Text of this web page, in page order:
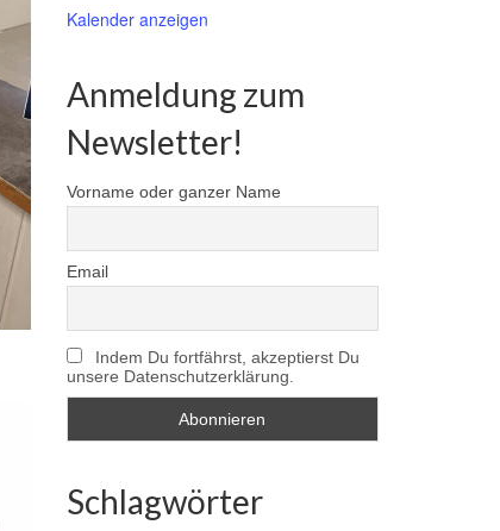
Kalender anzeigen
Anmeldung zum
Newsletter!
Vorname oder ganzer Name
Email
Indem Du fortfährst, akzeptierst Du
unsere Datenschutzerklärung.
Schlagwörter